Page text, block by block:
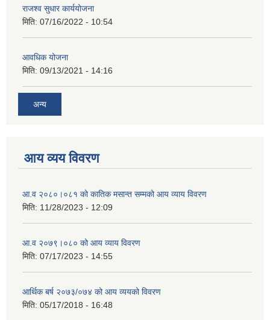
राजश्व सुधार कार्ययोजना
मिति: 07/16/2022 - 10:54
आवधिक योजना
मिति: 09/13/2021 - 14:16
अन्य
आय व्यय विवरण
आ.व २०८०।०८१ को कातिक मसान्त सम्मको आय व्याय विवरण
मिति: 11/28/2023 - 12:09
आ.व २०७९।०८० को आय व्याय विवरण
मिति: 07/17/2023 - 14:55
आर्थिक बर्ष २०७३/०७४ को आय व्ययको विवरण
मिति: 05/17/2018 - 16:48